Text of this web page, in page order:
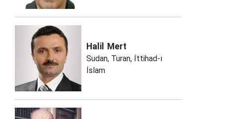
Halil Mert
Sudan, Turan, İttihad-ı
İslam